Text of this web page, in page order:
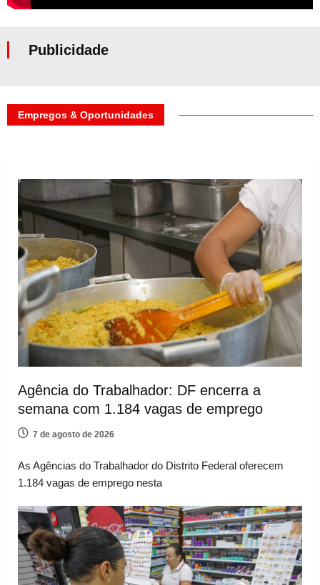
Publicidade
Empregos & Oportunidades
Agência do Trabalhador: DF encerra a
semana com 1.184 vagas de emprego
7 de agosto de 2026
As Agências do Trabalhador do Distrito Federal oferecem
1.184 vagas de emprego nesta